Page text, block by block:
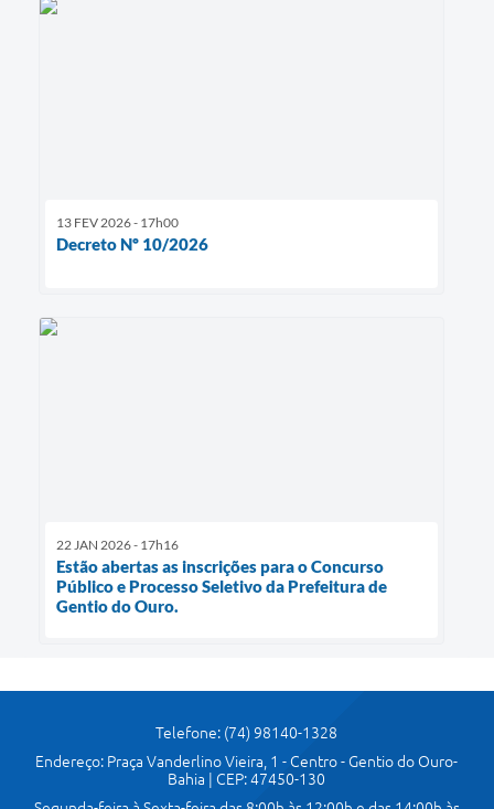
13 FEV 2026 - 17h00
Decreto Nº 10/2026
22 JAN 2026 - 17h16
Estão abertas as inscrições para o Concurso
Público e Processo Seletivo da Prefeitura de
Gentio do Ouro.
Telefone: (74) 98140-1328
Endereço: Praça Vanderlino Vieira, 1 - Centro - Gentio do Ouro-
Bahia | CEP: 47450-130